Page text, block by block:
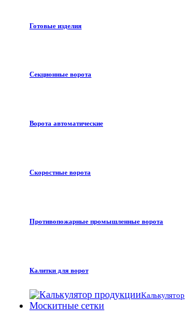
Готовые изделия
Секционные ворота
Ворота автоматические
Скоростные ворота
Противопожарные промышленные ворота
Калитки для ворот
Калькулятор
Москитные сетки